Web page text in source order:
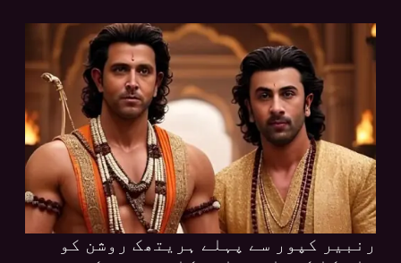
رنبیر کپور سے پہلے ہریتھک روشن کو